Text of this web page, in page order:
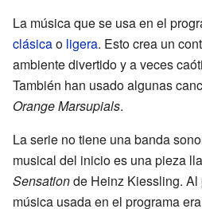
La música que se usa en el
clásicao ligera. Esto crea un
ambiente divertido y a veces
También han usado algunas
Orange Marsupials.
La serie no tiene una banda
musical del inicio es una pieza
Sensationde Heinz Kiessling.
música usada en el programa